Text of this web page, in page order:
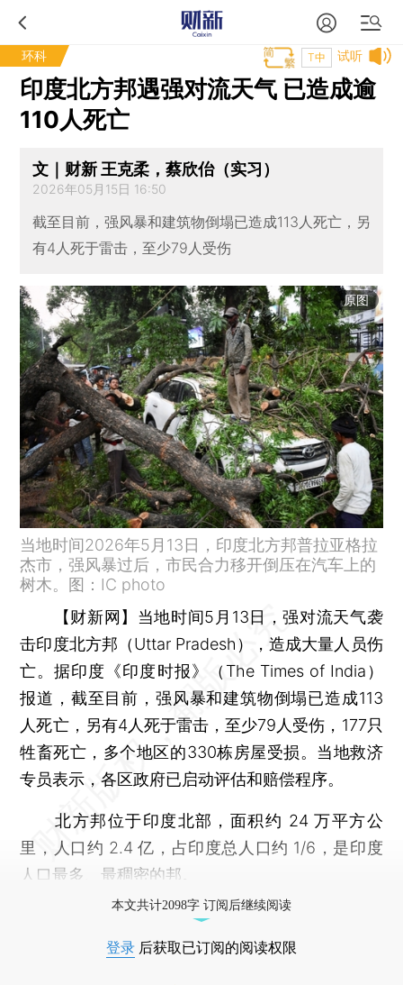
环科 试听
T中
印度北方邦遇强对流天气 已造成逾
110人死亡
文｜财新 王克柔，蔡欣佁（实习）
2026年05月15日 16:50
截至目前，强风暴和建筑物倒塌已造成113人死亡，另
有4人死于雷击，至少79人受伤
原图
当地时间2026年5月13日，印度北方邦普拉亚格拉
杰市，强风暴过后，市民合力移开倒压在汽车上的
树木。图：IC photo
【财新网】 当地时间5月13日，强对流天气袭
击印度北方邦（Uttar Pradesh），造成大量人员伤
亡。据印度《印度时报》（The Times of India）
报道，截至目前，强风暴和建筑物倒塌已造成113
人死亡，另有4人死于雷击，至少79人受伤，177只
牲畜死亡，多个地区的330栋房屋受损。当地救济
专员表示，各区政府已启动评估和赔偿程序。
北方邦位于印度北部，面积约 24 万平方公
里，人口约 2.4 亿，占印度总人口约 1/6，是印度
人口最多、最稠密的邦。
本文共计2098字 订阅后继续阅读
登录 后获取已订阅的阅读权限